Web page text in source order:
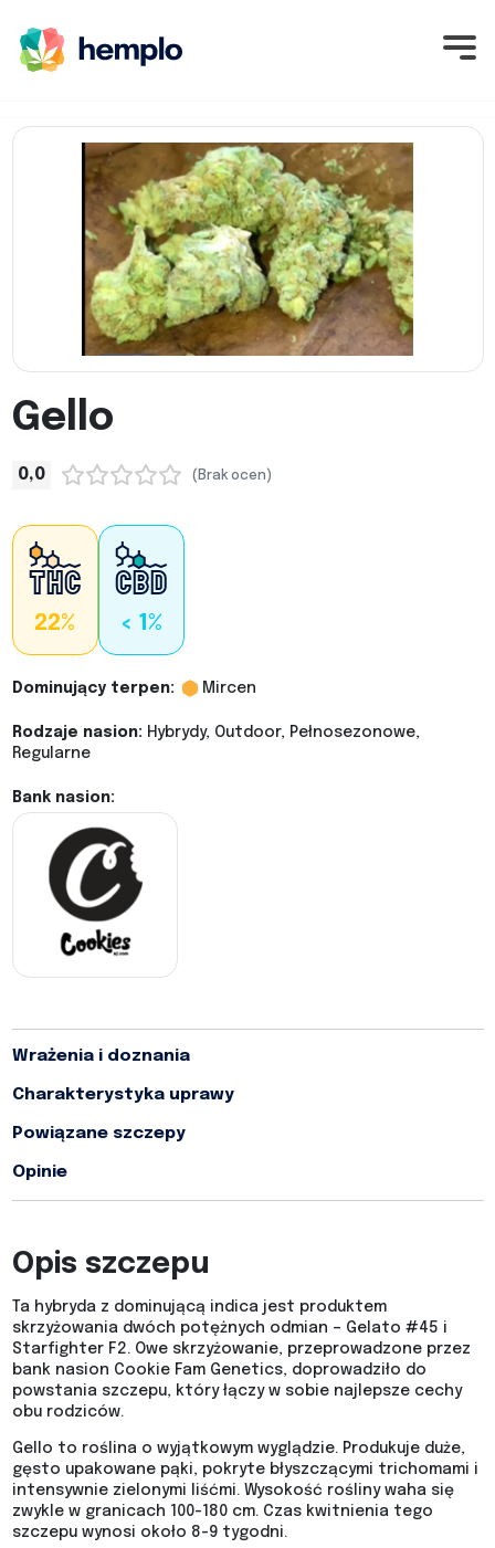
Gello
0,0 (Brak ocen)
22% < 1%
Dominujący terpen: Mircen
Rodzaje nasion: Hybrydy, Outdoor, Pełnosezonowe,
Regularne
Bank nasion:
Wrażenia i doznania
Charakterystyka uprawy
Powiązane szczepy
Opinie
Opis szczepu
Ta hybryda z dominującą indica jest produktem
skrzyżowania dwóch potężnych odmian – Gelato #45 i
Starfighter F2. Owe skrzyżowanie, przeprowadzone przez
bank nasion Cookie Fam Genetics, doprowadziło do
powstania szczepu, który łączy w sobie najlepsze cechy
obu rodziców.
Gello to roślina o wyjątkowym wyglądzie. Produkuje duże,
gęsto upakowane pąki, pokryte błyszczącymi trichomami i
intensywnie zielonymi liśćmi. Wysokość rośliny waha się
zwykle w granicach 100-180 cm. Czas kwitnienia tego
szczepu wynosi około 8-9 tygodni.